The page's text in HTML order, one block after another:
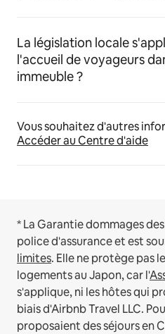
La législation locale
l'accueil de voyageurs
immeuble ?
Vous souhaitez d'autres
Accéder au Centre d'aide
* La Garantie dommages
police d'assurance et est
limites. Elle ne protège pas
logements au Japon, car l'
s'applique, ni les hôtes qui
biais d'Airbnb Travel LLC.
proposaient des séjours en